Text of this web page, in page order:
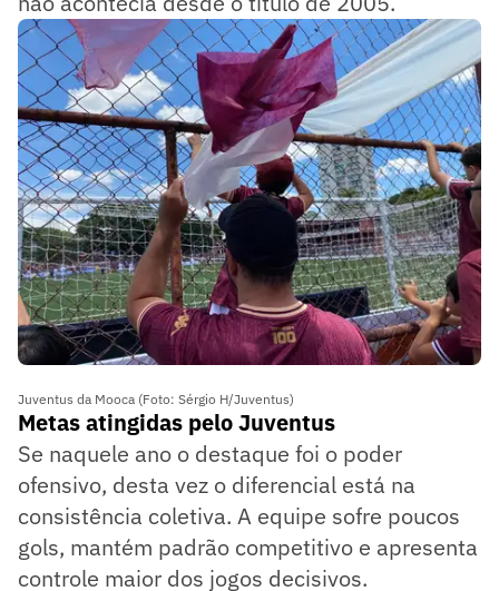
Juventus da Mooca (Foto: Sérgio H/Juventus)
Metas atingidas pelo Juventus
Se naquele ano o destaque foi o poder
ofensivo, desta vez o diferencial está na
consistência coletiva. A equipe sofre poucos
gols, mantém padrão competitivo e apresenta
controle maior dos jogos decisivos.